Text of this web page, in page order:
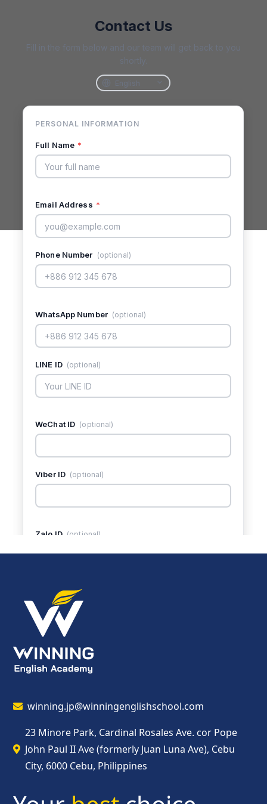
winning.jp@winningenglishschool.com
23 Minore Park, Cardinal Rosales Ave. cor Pope
John Paul II Ave (formerly Juan Luna Ave), Cebu
City, 6000 Cebu, Philippines